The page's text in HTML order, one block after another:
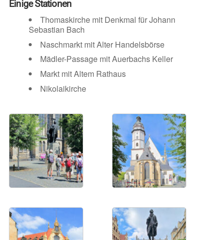
Einige Stationen
Thomaskirche mit Denkmal für Johann
Sebastian Bach
Naschmarkt mit Alter Handelsbörse
Mädler-Passage mit Auerbachs Keller
Markt mit Altem Rathaus
Nikolaikirche